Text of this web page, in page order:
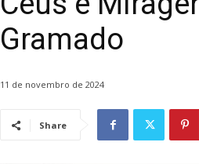
Gramado
11 de novembro de 2024
Share